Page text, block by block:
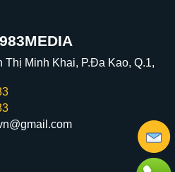
Thị Minh Khai, P.Đa Kao, Q.1,